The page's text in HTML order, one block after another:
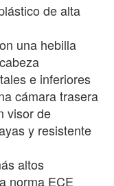
de alta
una hebilla
e inferiores
cámara trasera
visor de
y resistente
altos
norma ECE